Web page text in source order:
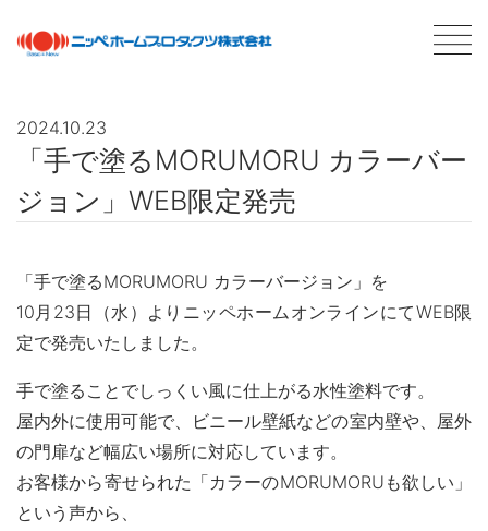
会社案内 ABOUT US
会社概要
ネットワーク
採用情報
塗料について ABOUT PAINT
基礎知識
MOVIE
2024.10.23
「手で塗るMORUMORU カラーバー
ジョン」WEB限定発売
「手で塗るMORUMORU カラーバージョン」を
10月23日（水）よりニッペホームオンラインにてWEB限
定で発売いたしました。
手で塗ることでしっくい風に仕上がる水性塗料です。
屋内外に使用可能で、ビニール壁紙などの室内壁や、屋外
の門扉など幅広い場所に対応しています。
お客様から寄せられた「カラーのMORUMORUも欲しい」
という声から、